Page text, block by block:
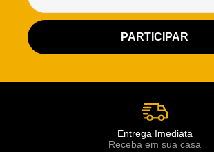
Entrega Imediata
Receba em sua casa
Atendimento Rei de Casa